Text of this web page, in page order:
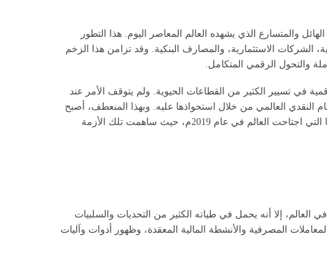
والمتسارع الذي يشهده العالم المعاصر اليوم. هذا التطور
الشركات الاستثمارية، والمصارف البنكية. وقد تزامن هذا الزخم
والتحول الرقمي المتكامل.
في تسيير الكثير من القطاعات الحيوية. ولم يتوقف الأمر عند
النقدي العالمي من خلال استحواذها عليه. وبهذا المنعطف، أصبح
اتجاه العالم يندفع بقوة نحو الرقمنة التي غدت أمراً واقعاً وحتمية لا سبيل للانفكاك عنها أو تجنبها، وهو الأمر الذي عززته ورسخته جائحة كورونا التي اجتاحت العالم في عام 2019م، حيث ساهمت تلك الأزمة
العالم، إلا أنه يحمل في طياته الكثير من التحديات والسلبيات
المصرفية والأنشطة المالية المعقدة، وظهور أدوات وآليات